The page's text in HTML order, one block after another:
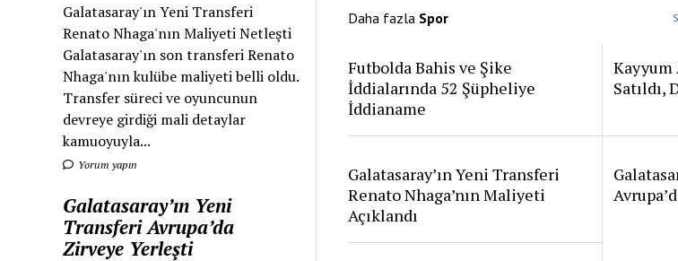
Galatasaray'ın Yeni Transferi
Renato Nhaga'nın Maliyeti Netleşti
Galatasaray'ın son transferi Renato
Nhaga'nın kulübe maliyeti belli oldu.
Transfer süreci ve oyuncunun
devreye girdiği mali detaylar
kamuoyuyla...
Yorum yapın
Galatasaray’ın Yeni
Transferi Avrupa’da
Zirveye Yerleşti
Daha fazla Spor
Futbolda Bahis ve Şike
İddialarında 52 Şüpheliye
İddianame
Kayyum
Satıldı,
Galatasaray’ın Yeni Transferi
Renato Nhaga’nın Maliyeti
Açıklandı